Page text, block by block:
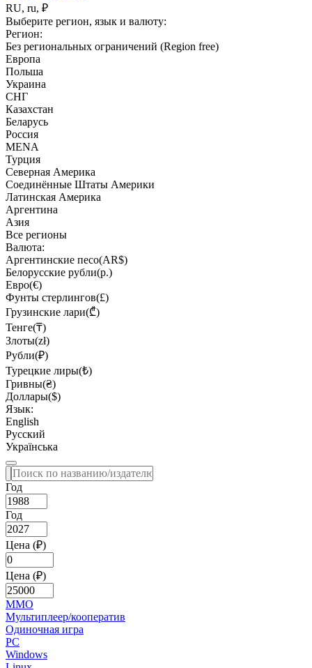
RU, ru, ₽
Выберите регион, язык и валюту:
Регион:
Без региональных ограничений (Region free)
Европа
Польша
Украина
СНГ
Казахстан
Беларусь
Россия
MENA
Турция
Северная Америка
Соединённые Штаты Америки
Латинская Америка
Аргентина
Азия
Все регионы
Валюта:
Аргентинские песо(AR$)
Белорусские рубли(р.)
Евро(€)
Фунты стерлингов(£)
Грузинские лари(₾)
Тенге(₸)
Злоты(zł)
Рубли(₽)
Турецкие лиры(₺)
Гривны(₴)
Доллары($)
Язык:
English
Русский
Українська
Год
Год
Цена (₽)
Цена (₽)
MMO
Мультиплеер/кооператив
Одиночная игра
PC
Windows